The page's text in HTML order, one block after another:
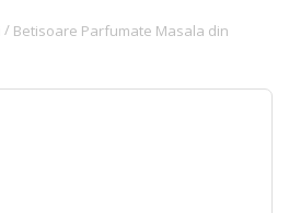
/ Betisoare Parfumate Masala din